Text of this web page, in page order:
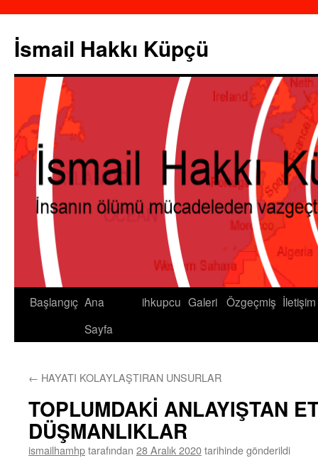
İsmail Hakkı Küpçü
Başlangıç Ana
Sayfa
ihkupcu Galeri Özgeçmiş İletişim
← HAYATI KOLAYLAŞTIRAN UNSURLAR
TOPLUMDAKİ ANLAYIŞTAN
DÜŞMANLIKLAR
ismailhamhptarafından 28 Aralık 2020tarihinde gönderildi